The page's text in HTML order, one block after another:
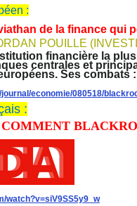
:
de la finance qui
POUILLE
financière la
centrales et
européens. Ses
economie/080518/
:
watch?v=siV9SS5y9_w